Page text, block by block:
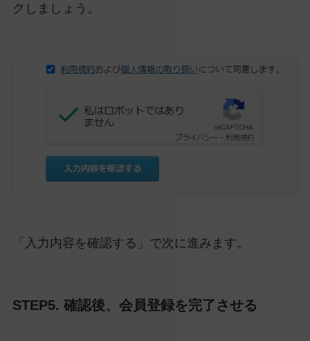
クしましょう。
「入力内容を確認する」で次に進みます。
STEP5. 確認後、会員登録を完了させる